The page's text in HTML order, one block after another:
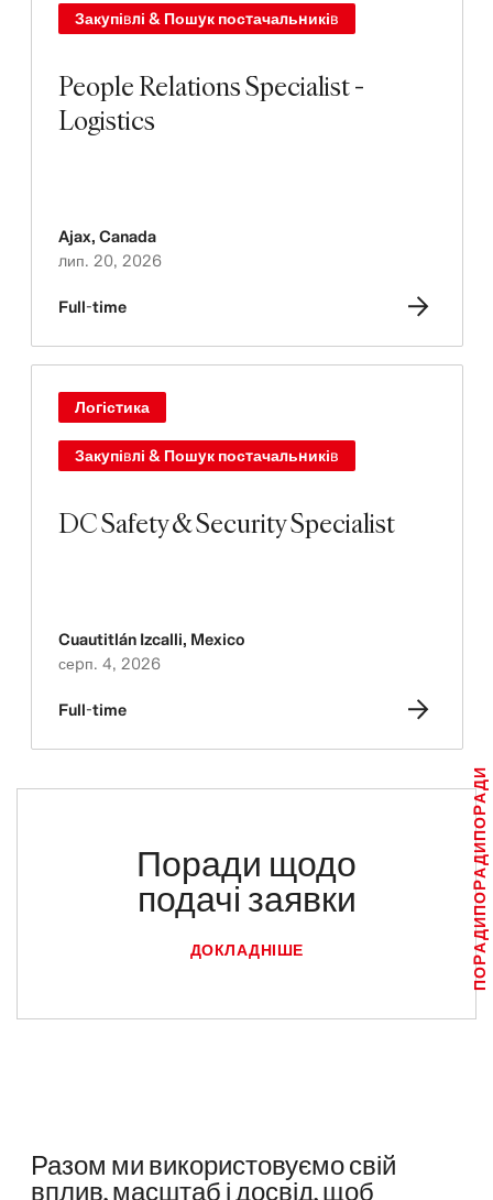
People Relations Specialist -
Logistics
Закупівлі & Пошук постачальників
Ajax, Canada
лип. 20, 2026
Full-time
DC Safety & Security Specialist
Логістика
Закупівлі & Пошук постачальників
Cuautitlán Izcalli, Mexico
серп. 4, 2026
Full-time
Поради щодо
подачі заявки
ДОКЛАДНІШЕ ПОРАДИ
ПОРАДИ
ПОРАДИ
Разом ми використовуємо свій
вплив, масштаб і досвід, щоб